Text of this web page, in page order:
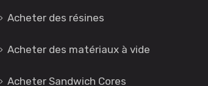
Acheter des résines
Acheter des matériaux à vide
Acheter Sandwich Cores